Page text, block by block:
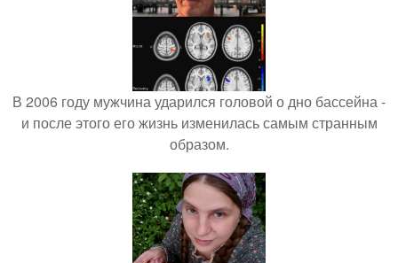
В 2006 году мужчина ударился головой о дно бассейна -
и после этого его жизнь изменилась самым странным
образом.